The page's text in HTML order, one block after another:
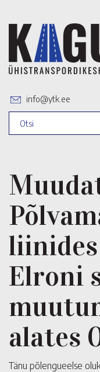
info@ytk.ee
liinides
Elroni
alates
Tänu põlengueelse